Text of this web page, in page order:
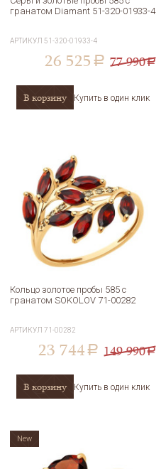
гранатом Diamant 51-320-01933-4
АРТИКУЛ51-320-01933-4
26 525 a 77 990a
В корзину Купить в один клик
Кольцо золотое пробы 585 с
гранатом SOKOLOV 71-00282
АРТИКУЛ71-00282
23 744 a 149 990a
В корзину Купить в один клик
New